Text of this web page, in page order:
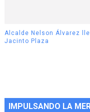
Alcalde Nelson Álvarez
Jacinto Plaza
IMPULSANDO LA